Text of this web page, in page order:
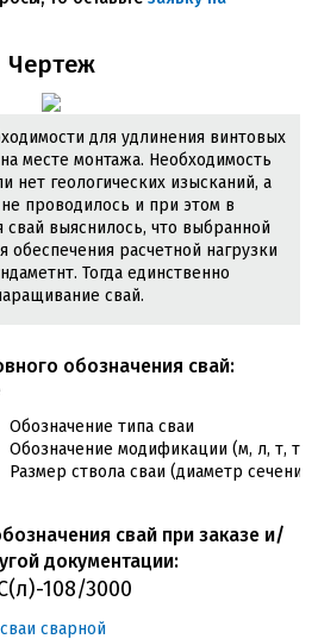
Чертеж
для удлинения винтовых
месте монтажа. Необходимость
нет геологических изысканий, а
проводилось и при этом в
свай выяснилось, что выбранной
обеспечения расчетной нагрузки
Тогда единственно
свай.
обозначения свай:
Обозначение типа сваи
Обозначение модификации (м, л, т, т/
Размер ствола сваи (диаметр
свай при заказе и/
документации:
108/3000